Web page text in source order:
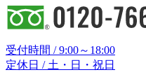
受付時間 / 9:00～18:00
定休日 / 土・日・祝日